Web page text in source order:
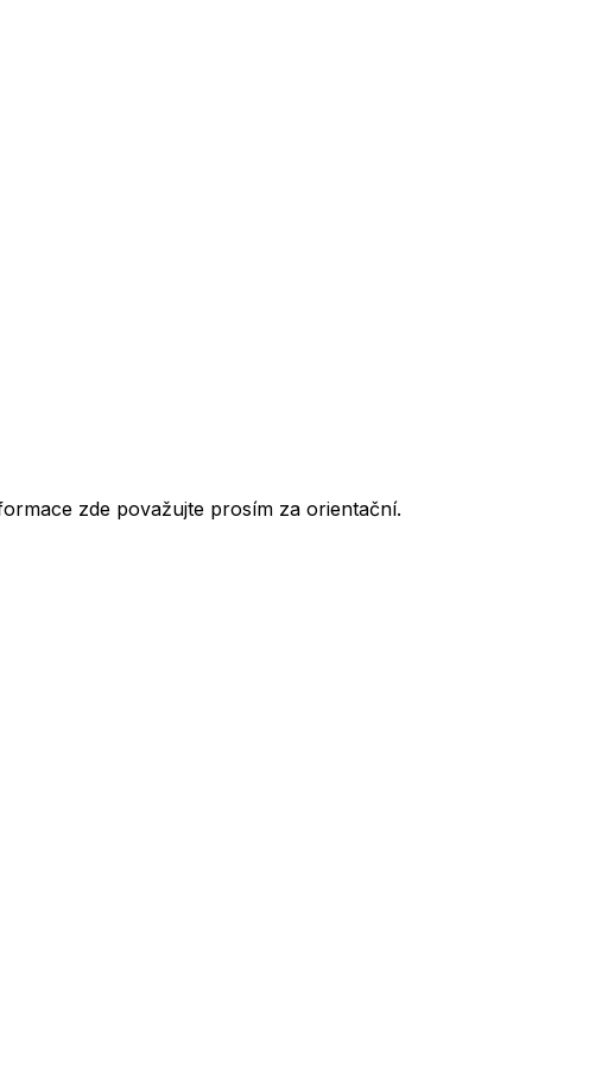
zde považujte prosím za orientační.